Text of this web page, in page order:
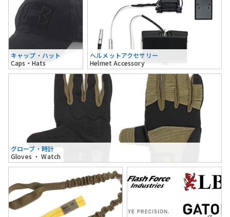
キャップ・ハット
Caps・Hats
ヘルメットアクセサリー
Helmet Accessory
グローブ・時計
Gloves ・ Watch